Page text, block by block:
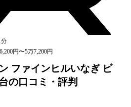
分
円〜5万7,200円
ファインヒルいなぎ ビ
の口コミ・評判